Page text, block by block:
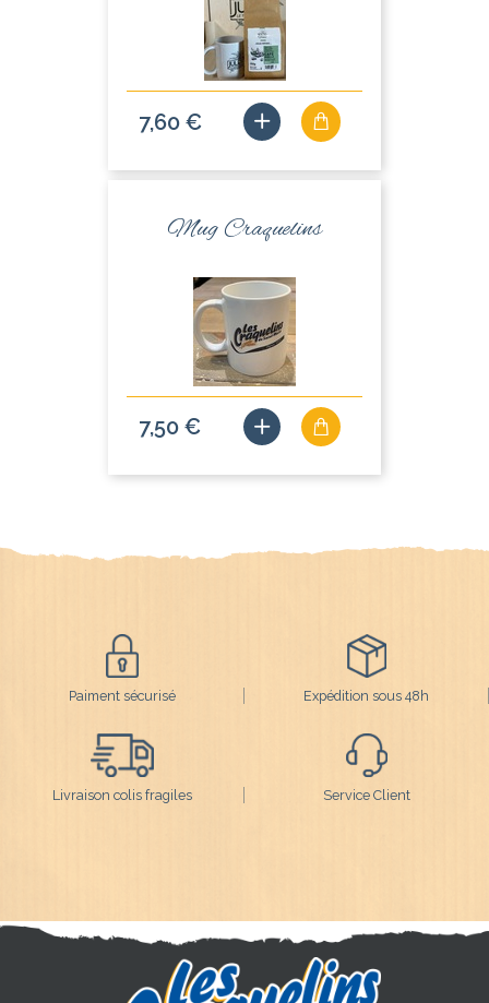
7,60 €
Mug Craquelins
7,50 €
Paiment sécurisé Expédition sous 48h
Livraison colis fragiles Service Client